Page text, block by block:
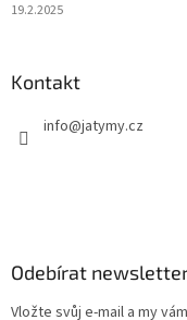
19.2.2025
Kontakt
info@jatymy.cz
Odebírat
Vložte svůj e-mail a my